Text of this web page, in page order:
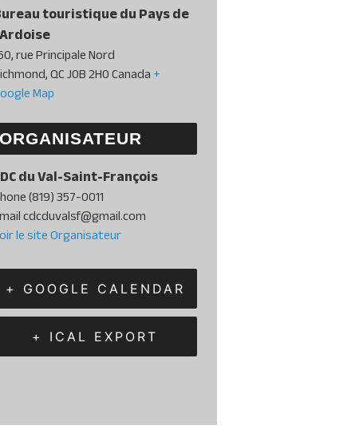
touristique du Pays de
rue Principale Nord
,QCJ0B 2H0Canada+
Map
ORGANISATEUR
du Val-Saint-François
(819) 357-0011
cdcduvalsf@gmail.com
le site Organisateur
+ GOOGLE CALENDAR
+ ICAL EXPORT